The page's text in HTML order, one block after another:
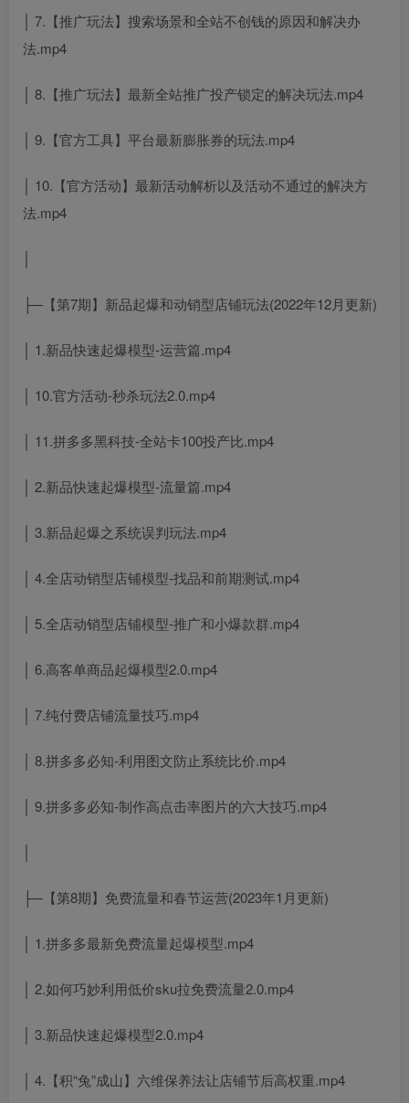
│ 7.【推广玩法】搜索场景和全站不创钱的原因和解决办
法.mp4
│ 8.【推广玩法】最新全站推广投产锁定的解决玩法.mp4
│ 9.【官方工具】平台最新膨胀券的玩法.mp4
│ 10.【官方活动】最新活动解析以及活动不通过的解决方
法.mp4
│
├─【第7期】新品起爆和动销型店铺玩法(2022年12月更新)
│ 1.新品快速起爆模型-运营篇.mp4
│ 10.官方活动-秒杀玩法2.0.mp4
│ 11.拼多多黑科技-全站卡100投产比.mp4
│ 2.新品快速起爆模型-流量篇.mp4
│ 3.新品起爆之系统误判玩法.mp4
│ 4.全店动销型店铺模型-找品和前期测试.mp4
│ 5.全店动销型店铺模型-推广和小爆款群.mp4
│ 6.高客单商品起爆模型2.0.mp4
│ 7.纯付费店铺流量技巧.mp4
│ 8.拼多多必知-利用图文防止系统比价.mp4
│ 9.拼多多必知-制作高点击率图片的六大技巧.mp4
│
├─【第8期】免费流量和春节运营(2023年1月更新)
│ 1.拼多多最新免费流量起爆模型.mp4
│ 2.如何巧妙利用低价sku拉免费流量2.0.mp4
│ 3.新品快速起爆模型2.0.mp4
│ 4.【积“兔”成山】六维保养法让店铺节后高权重.mp4